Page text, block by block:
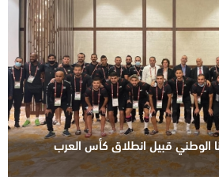
الوطني قبيل انطلاق كأس العرب